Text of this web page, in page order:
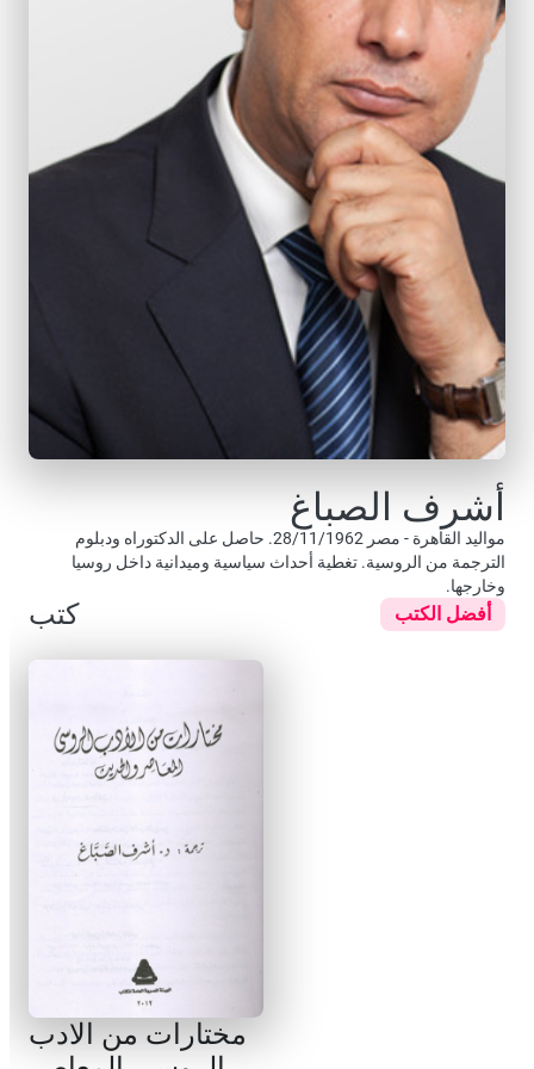
أشرف الصباغ
مواليد القاهرة - مصر 28/11/1962. حاصل على الدكتوراه ودبلوم
الترجمة من الروسية. تغطية أحداث سياسية وميدانية داخل روسيا
وخارجها.
كتب أفضل الكتب
مختارات من الادب